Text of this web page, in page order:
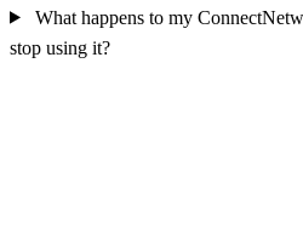
What happens to my
stop using it?